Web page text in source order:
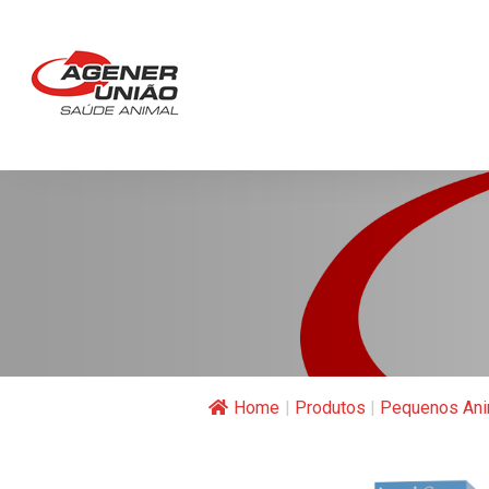
Home | Produtos | Pequenos